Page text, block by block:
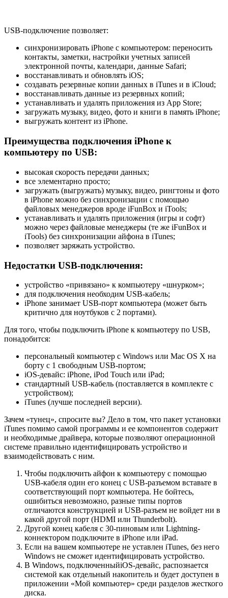
USB-подключение позволяет:
синхронизировать iPhone с компьютером: переносить
контакты, заметки, настройки учетных записей
электронной почты, календари, данные Safari;
восстанавливать и обновлять iOS;
создавать резервные копии данных в iTunes и в iCloud;
восстанавливать данные из резервных копий;
устанавливать и удалять приложения из App Store;
загружать музыку, видео, фото и книги в память iPhone;
выгружать контент из iPhone.
Преимущества подключения iPhone к
компьютеру по USB:
высокая скорость передачи данных;
все элементарно просто;
загружать (выгружать) музыку, видео, рингтоны и фото
в iPhone можно без синхронизации с помощью
файловых менеджеров вроде iFunBox и iTools;
устанавливать и удалять приложения (игры и софт)
можно через файловые менеджеры (те же iFunBox и
iTools) без синхронизации айфона в iTunes;
позволяет заряжать устройство.
Недостатки USB-подключения:
устройство «привязано» к компьютеру «шнурком»;
для подключения необходим USB-кабель;
iPhone занимает USB-порт компьютера (может быть
критично для ноутбуков с 2 портами).
Для того, чтобы подключить iPhone к компьютеру по USB,
понадобится:
персональный компьютер с Windows или Mac OS X на
борту с 1 свободным USB-портом;
iOS-девайс: iPhone, iPod Touch или iPad;
стандартный USB-кабель (поставляется в комплекте с
устройством);
iTunes (лучше последней версии).
Зачем «тунец», спросите вы? Дело в том, что пакет установки
iTunes помимо самой программы и ее компонентов содержит
и необходимые драйвера, которые позволяют операционной
системе правильно идентифицировать устройство и
взаимодействовать с ним.
Чтобы подключить айфон к компьютеру с помощью
USB-кабеля один его конец с USB-разъемом вставьте в
соответствующий порт компьютера. Не бойтесь,
ошибиться невозможно, разные типы портов
отличаются конструкцией и USB-разъем не войдет ни в
какой другой порт (HDMI или Thunderbolt).
Другой конец кабеля c 30-пиновым или Lightning-
коннектором подключите в iPhone или iPad.
Если на вашем компьютере не уставлен iTunes, без него
Windows не сможет идентифицировать устройство.
В Windows, подключенныйiOS-девайс, распознается
системой как отдельный накопитель и будет доступен в
приложении «Мой компьютер» среди разделов жесткого
диска.